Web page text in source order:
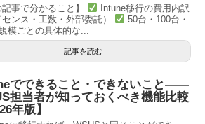
記事で分かること】
Intune移行の費用内訳
センス・工数・外部委託）
50台・100台・
模ごとの具体的な...
記事を読む
でできること・できないこと——
担当者が知っておくべき機能比較
年版】